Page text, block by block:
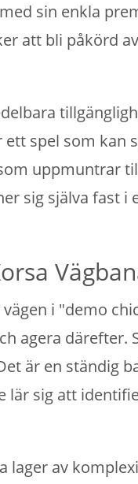
sin enkla
att bli påkörd
spel som
uppmuntrar
sig själva fast
i "demo
agera därefter.
är en ständig
lär sig att
lager av